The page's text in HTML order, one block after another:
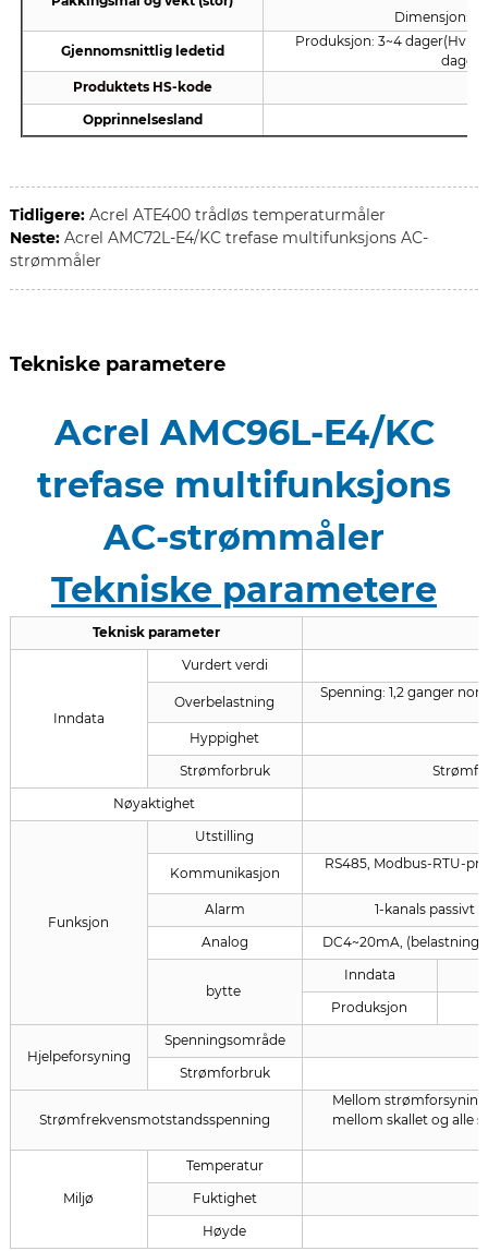
Dimensjon:
Gjennomsnittlig ledetid
Produksjon: 3~4 dager(Hvis
dager
Produktets HS-kode
Opprinnelsesland
Tidligere: Acrel ATE400 trådløs temperaturmåler
Neste: Acrel AMC72L-E4/KC trefase multifunksjons AC-
strømmåler
Tekniske parametere
Acrel AMC96L-E4/KC
trefase multifunksjons
AC-strømmåler
Tekniske parametere
Teknisk parameter
Inndata
Vurdert verdi
Overbelastning
Spenning: 1,2 ganger
Hyppighet
Strømforbruk
Nøyaktighet
Funksjon
Utstilling
Kommunikasjon
RS485, Modbus-RTU-
Alarm
1-kanals passivt
Analog
DC4~20mA,
bytte
Inndata
Produksjon
Hjelpeforsyning
Spenningsområde
Strømforbruk
Strømfrekvensmotstandsspenning
Mellom
mellom skallet og alle
Miljø
Temperatur
Fuktighet
Høyde